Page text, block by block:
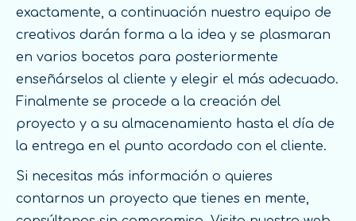
exactamente, a continuación nuestro equipo de
creativos darán forma a la idea y se plasmaran
en varios bocetos para posteriormente
enseñárselos al cliente y elegir el más adecuado.
Finalmente se procede a la creación del
proyecto y a su almacenamiento hasta el día de
la entrega en el punto acordado con el cliente.
Si necesitas más información o quieres
contarnos un proyecto que tienes en mente,